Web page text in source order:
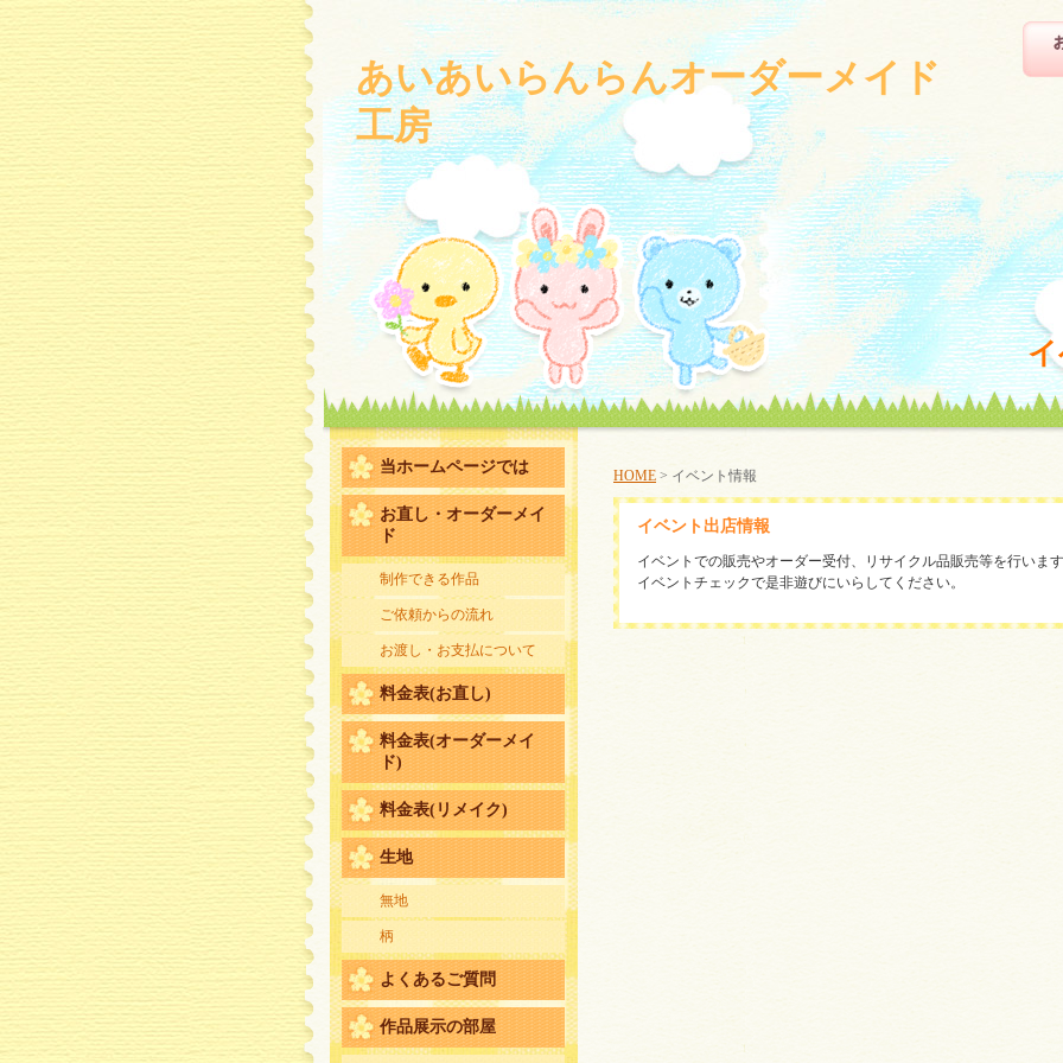
あいあいらんらんオーダーメイド
工房
当ホームページでは
お直し・オーダーメイ
ド
制作できる作品
ご依頼からの流れ
お渡し・お支払について
料金表(お直し)
料金表(オーダーメイ
ド)
料金表(リメイク)
生地
無地
柄
よくあるご質問
作品展示の部屋
HOME > イベント情報
イベント出店情報
イベントでの販売やオーダー受付、リサイクル品販売等を行いま
イベントチェックで是非遊びにいらしてください。